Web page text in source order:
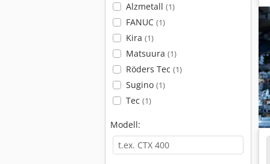
Alzmetall (1)
FANUC (1)
Kira (1)
Matsuura (1)
Röders Tec (1)
Sugino (1)
Tec (1)
Modell: